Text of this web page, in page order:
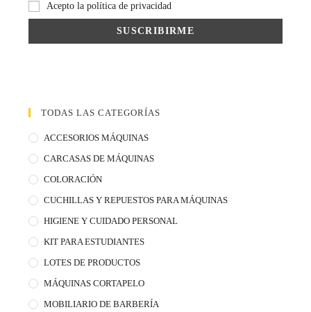
Acepto la política de privacidad
TODAS LAS CATEGORÍAS
ACCESORIOS MÁQUINAS
CARCASAS DE MÁQUINAS
COLORACIÓN
CUCHILLAS Y REPUESTOS PARA MÁQUINAS
HIGIENE Y CUIDADO PERSONAL
KIT PARA ESTUDIANTES
LOTES DE PRODUCTOS
MÁQUINAS CORTAPELO
MOBILIARIO DE BARBERÍA